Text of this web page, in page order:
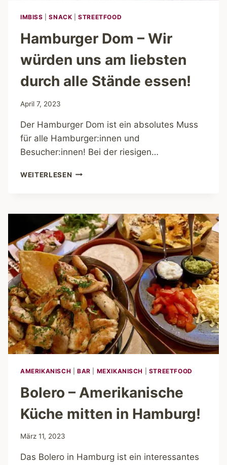
IMBISS |SNACK |STREETFOOD
Hamburger Dom – Wir
würden uns am liebsten
durch alle Stände essen!
April 7, 2023
Der Hamburger Dom ist ein absolutes Muss
für alle Hamburger:innen und
Besucher:innen! Bei der riesigen…
WEITERLESEN HAMBURGER
WÜRDEN
UNS
AM
LIEBSTEN
DURCH
ALLE
STÄNDE
ESSEN!
AMERIKANISCH BAR MEXIKANISCH STREETFOOD
Bolero – Amerikanische
Küche mitten in Hamburg!
März 11, 2023
Das Bolero in Hamburg ist ein interessantes